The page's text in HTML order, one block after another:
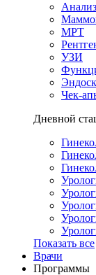
МРТ
УЗИ
Чек-
Дневной
Показать все
Врачи
Программы